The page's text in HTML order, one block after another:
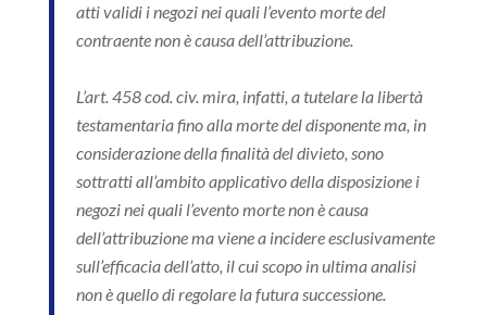
atti validi i negozi nei quali l’evento morte del
contraente non è causa dell’attribuzione.
L’art. 458 cod. civ. mira, infatti, a tutelare la libertà
testamentaria fino alla morte del disponente ma, in
considerazione della finalità del divieto, sono
sottratti all’ambito applicativo della disposizione i
negozi nei quali l’evento morte non è causa
dell’attribuzione ma viene a incidere esclusivamente
sull’efficacia dell’atto, il cui scopo in ultima analisi
non è quello di regolare la futura successione.